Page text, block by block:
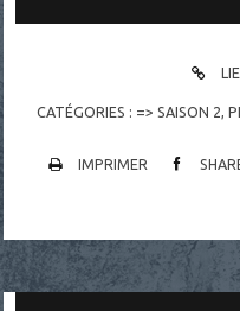
CATÉGORIES : => SAISON 2
IMPRIMER